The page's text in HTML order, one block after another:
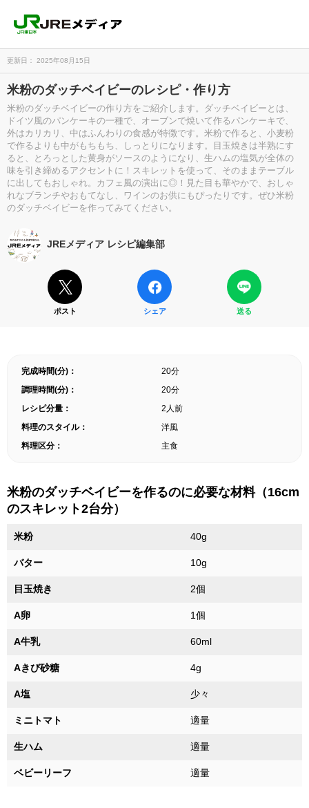
更新日： 2025年08月15日
米粉のダッチベイビーのレシピ・作り方
米粉のダッチベイビーの作り方をご紹介します。ダッチベイビーとは、
ドイツ風のパンケーキの一種で、オーブンで焼いて作るパンケーキで、
外はカリカリ、中はふんわりの食感が特徴です。米粉で作ると、小麦粉
で作るよりも中がもちもち、しっとりになります。目玉焼きは半熟にす
ると、とろっとした黄身がソースのようになり、生ハムの塩気が全体の
味を引き締めるアクセントに！スキレットを使って、そのままテーブル
に出してもおしゃれ。カフェ風の演出に◎！見た目も華やかで、おしゃ
れなブランチやおもてなし、ワインのお供にもぴったりです。ぜひ米粉
のダッチベイビーを作ってみてください。
JREメディア レシピ編集部
ポスト シェア 送る
完成時間(分)：
20分
調理時間(分)：
20分
レシピ分量：
2人前
料理のスタイル：
洋風
料理区分：
主食
米粉のダッチベイビーを作るのに必要な材料（16cm
のスキレット2台分）
米粉 40g
バター 10g
目玉焼き 2個
A卵 1個
A牛乳 60ml
Aきび砂糖 4g
A塩 少々
ミニトマト 適量
生ハム 適量
ベビーリーフ 適量